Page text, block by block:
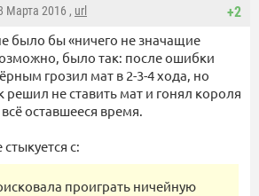
+2
Марта 2016 , url
было бы «ничего не значащие
было так: после ошибки
грозил мат в 2-3-4 хода, но
решил не ставить мат и гонял короля
оставшееся время.
с:
проиграть ничейную